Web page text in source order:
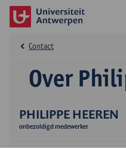
PHILIPPE HEEREN
onbezoldigd medewerker
Over
Contact